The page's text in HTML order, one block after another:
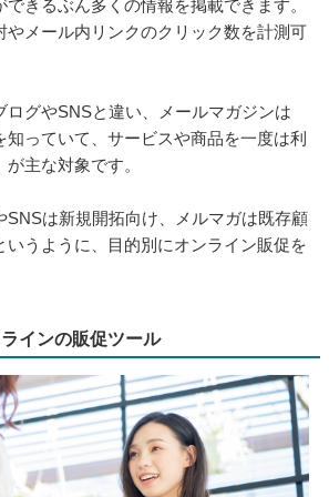
きるぶん多くの情報を掲載できます。
やメール内リンクのクリック数を計測可
ログやSNSと違い、メールマガジンは
知っていて、サービスや商品を一度は利
主な対象です。
SNSは新規開拓向け、メルマガは既存顧
いうように、目的別にオンライン販促を
インの販促ツール